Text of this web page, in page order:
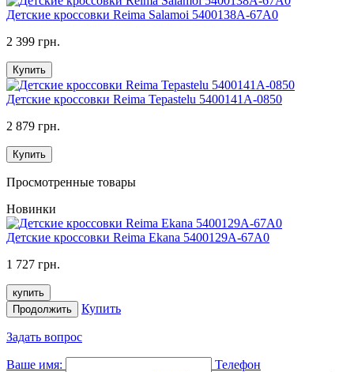
Детские кроссовки Reima Salamoi 5400138A-67A0
2 399 грн.
Купить
Детские кроссовки Reima Tepastelu 5400141A-0850
2 879 грн.
Купить
Просмотренные товары
Новинки
Детские кроссовки Reima Ekana 5400129A-67A0
1 727 грн.
купить
Продолжить
Купить
Задать вопрос
Ваше имя:
Телефон